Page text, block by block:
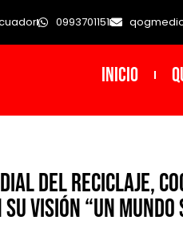
0993701151
INICIO
del Reciclaje,
visión “Un Mundo